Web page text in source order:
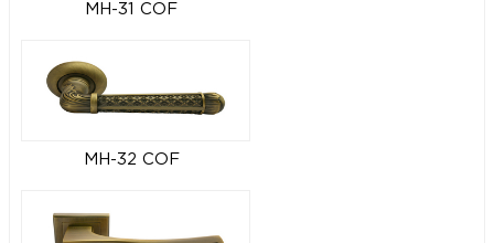
MH-31 COF
MH-32 COF